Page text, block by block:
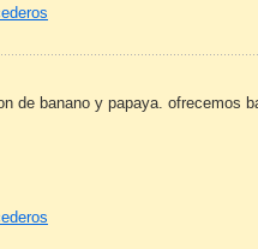
de banano y papaya. ofrecemos